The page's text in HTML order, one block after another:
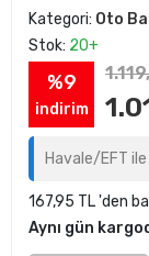
Kategori: Oto
Stok: 20+
%9
indirim
Havale/EFT ile
167,95 TL 'den
Aynı gün